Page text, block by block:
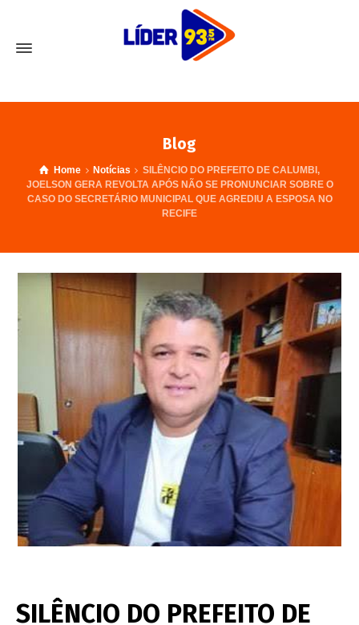
Blog
Home Notícias
SILÊNCIO DO PREFEITO DE CALUMBI,
JOELSON GERA REVOLTA APÓS NÃO SE PRONUNCIAR SOBRE O
CASO DO SECRETÁRIO MUNICIPAL QUE AGREDIU A ESPOSA NO
RECIFE
SILÊNCIO DO PREFEITO DE